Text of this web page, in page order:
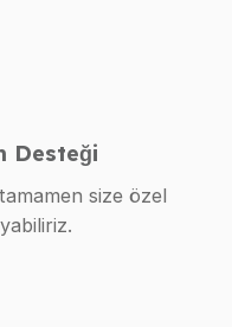
Desteği
size özel